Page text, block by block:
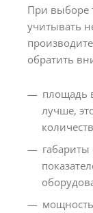
При выборе
учитывать
обратить
площадь
лучше,